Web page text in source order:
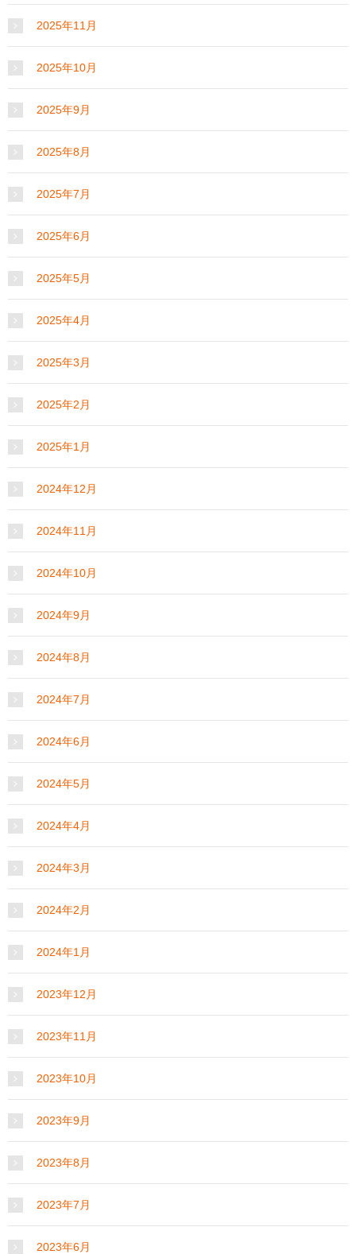
2025年11月
2025年10月
2025年9月
2025年8月
2025年7月
2025年6月
2025年5月
2025年4月
2025年3月
2025年2月
2025年1月
2024年12月
2024年11月
2024年10月
2024年9月
2024年8月
2024年7月
2024年6月
2024年5月
2024年4月
2024年3月
2024年2月
2024年1月
2023年12月
2023年11月
2023年10月
2023年9月
2023年8月
2023年7月
2023年6月